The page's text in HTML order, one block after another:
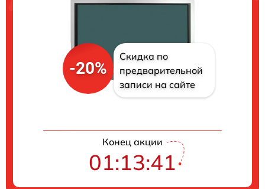
-20%
Скидка по
предварительной
записи на сайте
Конец акции
01:13:41